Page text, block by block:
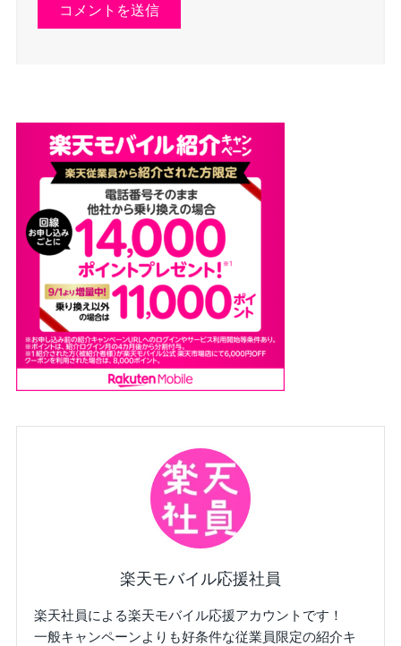
楽天モバイル応援社員
楽天社員による楽天モバイル応援アカウントです！
一般キャンペーンよりも好条件な従業員限定の紹介キ